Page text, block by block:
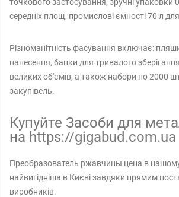
середніх площ, промислові ємності 70 л
Різноманітність фасування включає:
нанесення, банки для тривалого
великих об'ємів, а також набори по 2000
закупівель.
Купуйте Засоби для
на https://gigabud.com.ua
Преобразователь ржавчины цена в
найвигідніша в Києві завдяки прямим
виробників.